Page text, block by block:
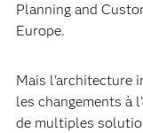
Planning and
Europe.
Mais l'architecture
les changements à
de multiples